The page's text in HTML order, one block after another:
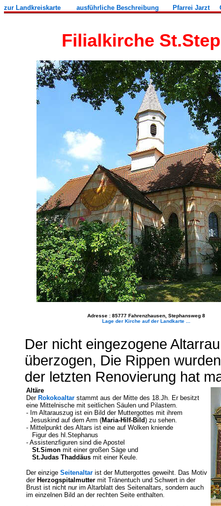
zur Landkreiskarte ausführliche Beschreibung Pfarrei Jarzt
Filialkirche
Adresse : 85777 Fahrenzhausen, Stephansweg 8
Lage der Kirche auf der Landkarte ...
Der nicht eingezogene
überzogen, Die Rippen
der letzten Renovierung hat
Altäre
Der Rokokoaltar stammt aus der Mitte des 18.Jh. Er besitzt
eine Mittelnische mit seitlichen Säulen und Pilastern.
- Im Altarauszug ist ein Bild der Muttergottes mit ihrem
Jesuskind auf dem Arm (Maria-Hilf-Bild) zu sehen.
- Mittelpunkt des Altars ist eine auf Wolken kniende
Figur des hl.Stephanus
- Assistenzfiguren sind die Apostel
St.Simon mit einer großen Säge und
St.Judas Thaddäus mit einer Keule.
Der einzige Seitenaltar ist der Muttergottes geweiht. Das Motiv
der Herzogspitalmutter mit Tränentuch und Schwert in der
Brust ist nicht nur im Altarblatt des Seitenaltars, sondern auch
im einzelnen Bild an der rechten Seite enthalten.